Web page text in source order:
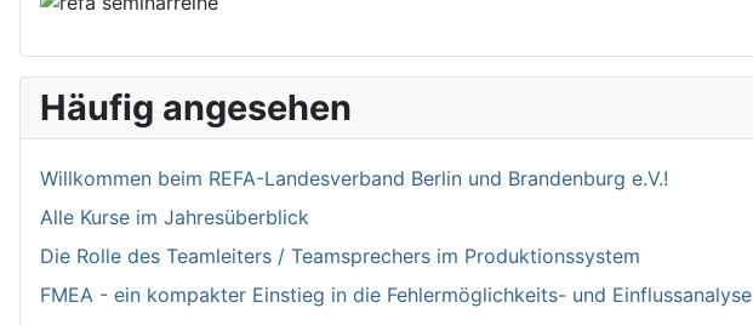
Häufig angesehen
Willkommen bei­m REFA-Landesverband Berlin und Brandenburg e.V.!
Alle Kurse im Jahresüberblick
Die Rolle des Teamleiters / Teamsprechers im Produktionssystem
FMEA - ein kompakter Einstieg in die Fehlermöglichkeits- und Einflussanalyse